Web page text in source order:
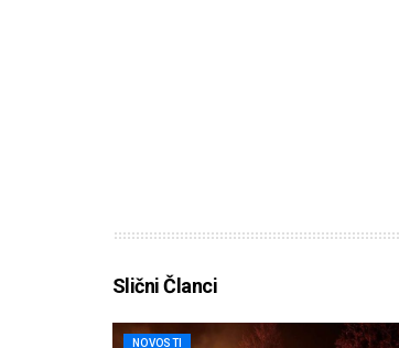
Slični Članci
NOVOSTI